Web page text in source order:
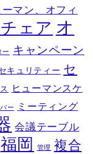
マン、オフィ
ェア オ
ー キャンペーン
キュリティー セ
ヒューマンスケ
ー
ミーティング
会議テーブル
福岡 管理 複合